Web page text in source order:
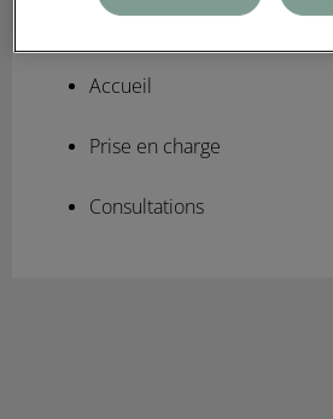
Diplôme d'état
Accueil
Prise en charge
Consultations